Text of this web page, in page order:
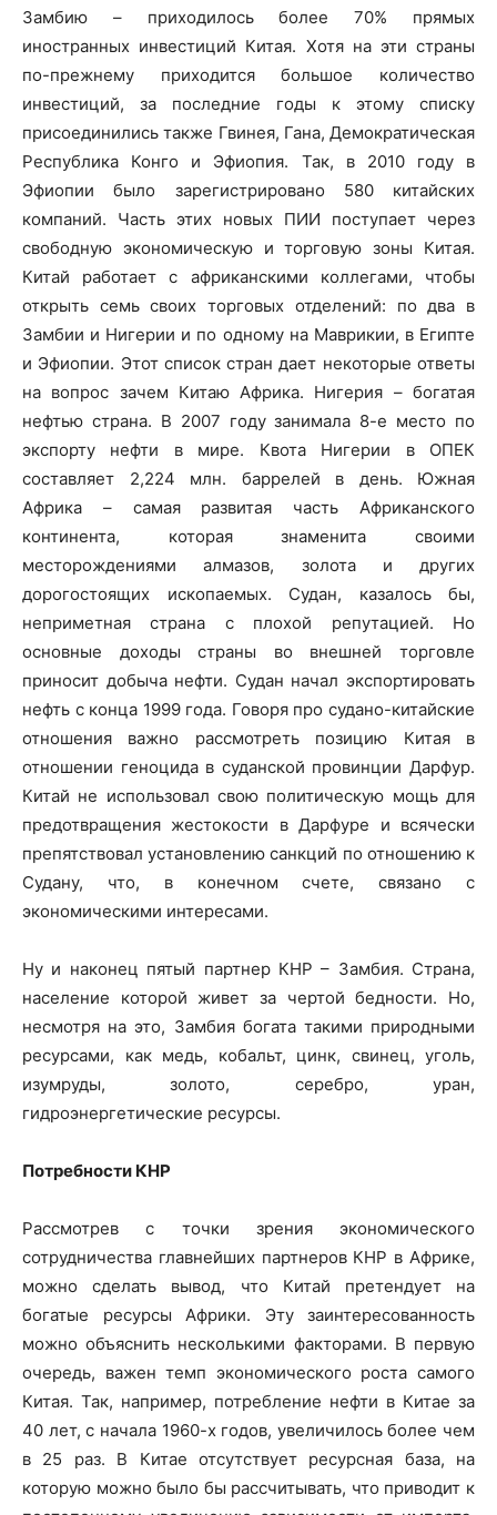
Замбию – приходилось более 70% прямых
иностранных инвестиций Китая. Хотя на эти страны
по-прежнему приходится большое количество
инвестиций, за последние годы к этому списку
присоединились также Гвинея, Гана, Демократическая
Республика Конго и Эфиопия. Так, в 2010 году в
Эфиопии было зарегистрировано 580 китайских
компаний. Часть этих новых ПИИ поступает через
свободную экономическую и торговую зоны Китая.
Китай работает с африканскими коллегами, чтобы
открыть семь своих торговых отделений: по два в
Замбии и Нигерии и по одному на Маврикии, в Египте
и Эфиопии. Этот список стран дает некоторые ответы
на вопрос зачем Китаю Африка. Нигерия – богатая
нефтью страна. В 2007 году занимала 8-е место по
экспорту нефти в мире. Квота Нигерии в ОПЕК
составляет 2,224 млн. баррелей в день. Южная
Африка – самая развитая часть Африканского
континента, которая знаменита своими
месторождениями алмазов, золота и других
дорогостоящих ископаемых. Судан, казалось бы,
неприметная страна с плохой репутацией. Но
основные доходы страны во внешней торговле
приносит добыча нефти. Судан начал экспортировать
нефть с конца 1999 года. Говоря про судано-китайские
отношения важно рассмотреть позицию Китая в
отношении геноцида в суданской провинции Дарфур.
Китай не использовал свою политическую мощь для
предотвращения жестокости в Дарфуре и всячески
препятствовал установлению санкций по отношению к
Судану, что, в конечном счете, связано с
экономическими интересами.
Ну и наконец пятый партнер КНР – Замбия. Страна,
население которой живет за чертой бедности. Но,
несмотря на это, Замбия богата такими природными
ресурсами, как медь, кобальт, цинк, свинец, уголь,
изумруды, золото, серебро, уран,
гидроэнергетические ресурсы.
Потребности КНР
Рассмотрев с точки зрения экономического
сотрудничества главнейших партнеров КНР в Африке,
можно сделать вывод, что Китай претендует на
богатые ресурсы Африки. Эту заинтересованность
можно объяснить несколькими факторами. В первую
очередь, важен темп экономического роста самого
Китая. Так, например, потребление нефти в Китае за
40 лет, с начала 1960-х годов, увеличилось более чем
в 25 раз. В Китае отсутствует ресурсная база, на
которую можно было бы рассчитывать, что приводит к